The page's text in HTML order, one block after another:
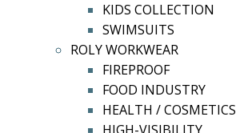
KIDS COLLECTION
SWIMSUITS
ROLY WORKWEAR
FIREPROOF
FOOD INDUSTRY
HEALTH / COSMETICS